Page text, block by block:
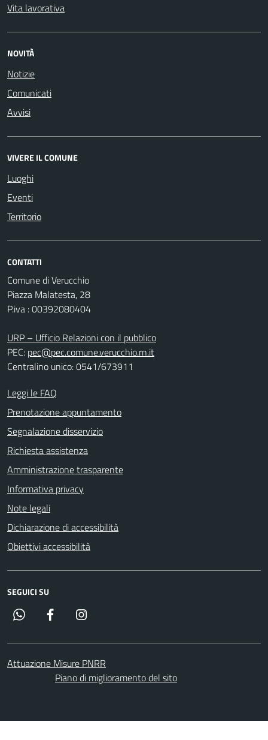
Vita lavorativa
NOVITÀ
Notizie
Comunicati
Avvisi
VIVERE IL COMUNE
Luoghi
Eventi
Territorio
CONTATTI
Comune di Verucchio
Piazza Malatesta, 28
P.iva : 00392080404
URP – Ufficio Relazioni con il pubblico
PEC: pec@pec.comune.verucchio.rn.it
Centralino unico: 0541/673911
Leggi le FAQ
Prenotazione appuntamento
Segnalazione disservizio
Richiesta assistenza
Amministrazione trasparente
Informativa privacy
Note legali
Dichiarazione di accessibilità
Obiettivi accessibilità
SEGUICI SU
Whatsapp Facebook
Attuazione Misure PNRR
Piano di miglioramento del sito